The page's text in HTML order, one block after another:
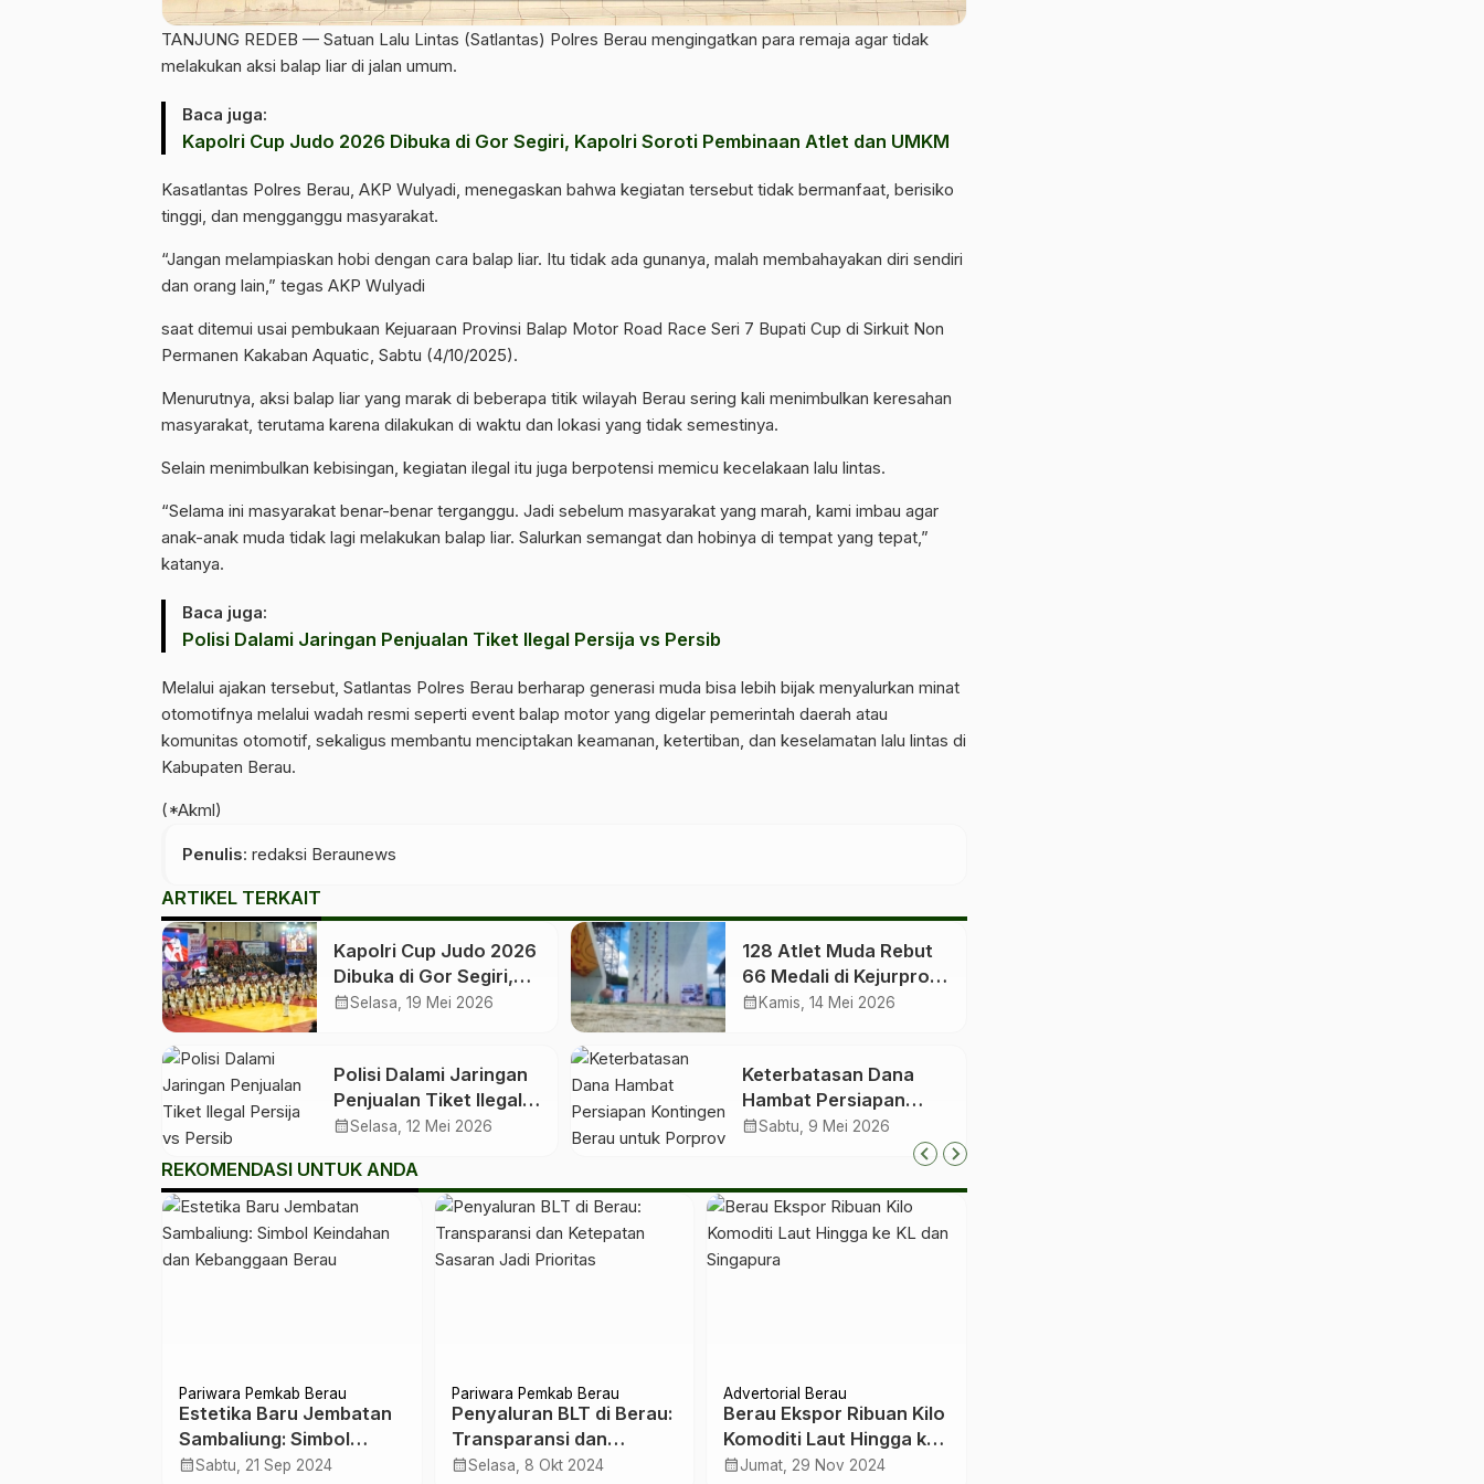
TANJUNG REDEB — Satuan Lalu Lintas (Satlantas) Polres Berau mengingatkan para remaja agar tidak
melakukan aksi balap liar di jalan umum.
Baca juga:
Kapolri Cup Judo 2026 Dibuka di Gor Segiri, Kapolri Soroti Pembinaan Atlet dan UMKM
Kasatlantas Polres Berau, AKP Wulyadi, menegaskan bahwa kegiatan tersebut tidak bermanfaat, berisiko
tinggi, dan mengganggu masyarakat.
“Jangan melampiaskan hobi dengan cara balap liar. Itu tidak ada gunanya, malah membahayakan diri sendiri
dan orang lain,” tegas AKP Wulyadi
saat ditemui usai pembukaan Kejuaraan Provinsi Balap Motor Road Race Seri 7 Bupati Cup di Sirkuit Non
Permanen Kakaban Aquatic, Sabtu (4/10/2025).
Menurutnya, aksi balap liar yang marak di beberapa titik wilayah Berau sering kali menimbulkan keresahan
masyarakat, terutama karena dilakukan di waktu dan lokasi yang tidak semestinya.
Selain menimbulkan kebisingan, kegiatan ilegal itu juga berpotensi memicu kecelakaan lalu lintas.
“Selama ini masyarakat benar-benar terganggu. Jadi sebelum masyarakat yang marah, kami imbau agar
anak-anak muda tidak lagi melakukan balap liar. Salurkan semangat dan hobinya di tempat yang tepat,”
katanya.
Baca juga:
Polisi Dalami Jaringan Penjualan Tiket Ilegal Persija vs Persib
Melalui ajakan tersebut, Satlantas Polres Berau berharap generasi muda bisa lebih bijak menyalurkan minat
otomotifnya melalui wadah resmi seperti event balap motor yang digelar pemerintah daerah atau
komunitas otomotif, sekaligus membantu menciptakan keamanan, ketertiban, dan keselamatan lalu lintas di
Kabupaten Berau.
(*Akml)
Penulis: redaksi Beraunews
ARTIKEL TERKAIT
Kapolri Cup Judo 2026
Dibuka di Gor Segiri,
Kapolri Soroti
calendar_monthSelasa, 19 Mei 2026
128 Atlet Muda Rebut
66 Medali di Kejurprov
Panjat Tebing Kaltim
calendar_month Kamis, 14 Mei 2026
Polisi Dalami Jaringan
Penjualan Tiket Ilegal
Persija vs Persib
calendar_monthSelasa, 12 Mei 2026
Keterbatasan Dana
Hambat Persiapan
Kontingen Berau untuk
calendar_monthSabtu, 9 Mei 2026
REKOMENDASI UNTUK ANDA
Pariwara Pemkab Berau
Estetika Baru Jembatan
Sambaliung: Simbol
Keindahan dan
calendar_monthSabtu, 21 Sep 2024
Pariwara Pemkab Berau
Penyaluran BLT di Berau:
Transparansi dan
Ketepatan Sasaran Jadi
calendar_monthSelasa, 8 Okt 2024
Advertorial Berau
Berau Ekspor Ribuan Kilo
Komoditi Laut Hingga ke
KL dan Singapura
calendar_monthJumat, 29 Nov 2024